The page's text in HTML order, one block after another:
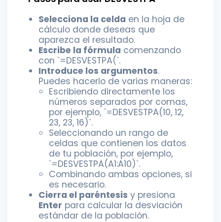
Selecciona la celda en la hoja de
cálculo donde deseas que
aparezca el resultado.
Escribe la fórmula comenzando
con `=DESVESTPA(`.
Introduce los argumentos.
Puedes hacerlo de varias maneras:
Escribiendo directamente los
números separados por comas,
por ejemplo, `=DESVESTPA(10, 12,
23, 23, 16)`.
Seleccionando un rango de
celdas que contienen los datos
de tu población, por ejemplo,
`=DESVESTPA(A1:A10)`.
Combinando ambas opciones, si
es necesario.
Cierra el paréntesis y presiona
Enter para calcular la desviación
estándar de la población.